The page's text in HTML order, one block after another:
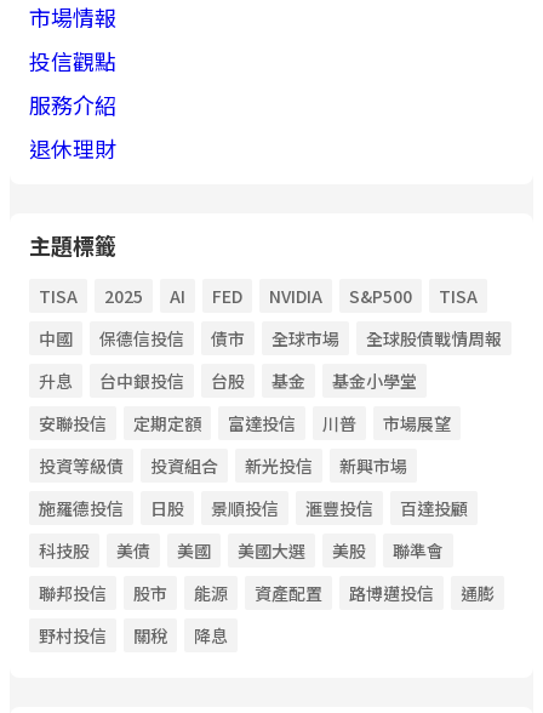
市場情報
投信觀點
服務介紹
退休理財
主題標籤
TISA 2025 AI FED NVIDIA S&P500
TISA
中國
保德信投信 債市 全球市場
全球股債戰情周報
升息
台中銀投信 台股 基金
基金小學堂
安聯投信
定期定額 富達投信 川普
市場展望
投資等級債
投資組合 新光投信
新興市場
施羅德投信
日股 景順投信 滙豐投信
百達投顧
科技股
美債 美國 美國大選 美股
聯準會
聯邦投信
股市 能源 資產配置 路博邁投信
通膨
野村投信
關稅 降息